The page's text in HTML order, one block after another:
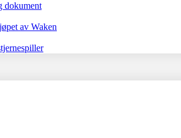
dokument
av Waken